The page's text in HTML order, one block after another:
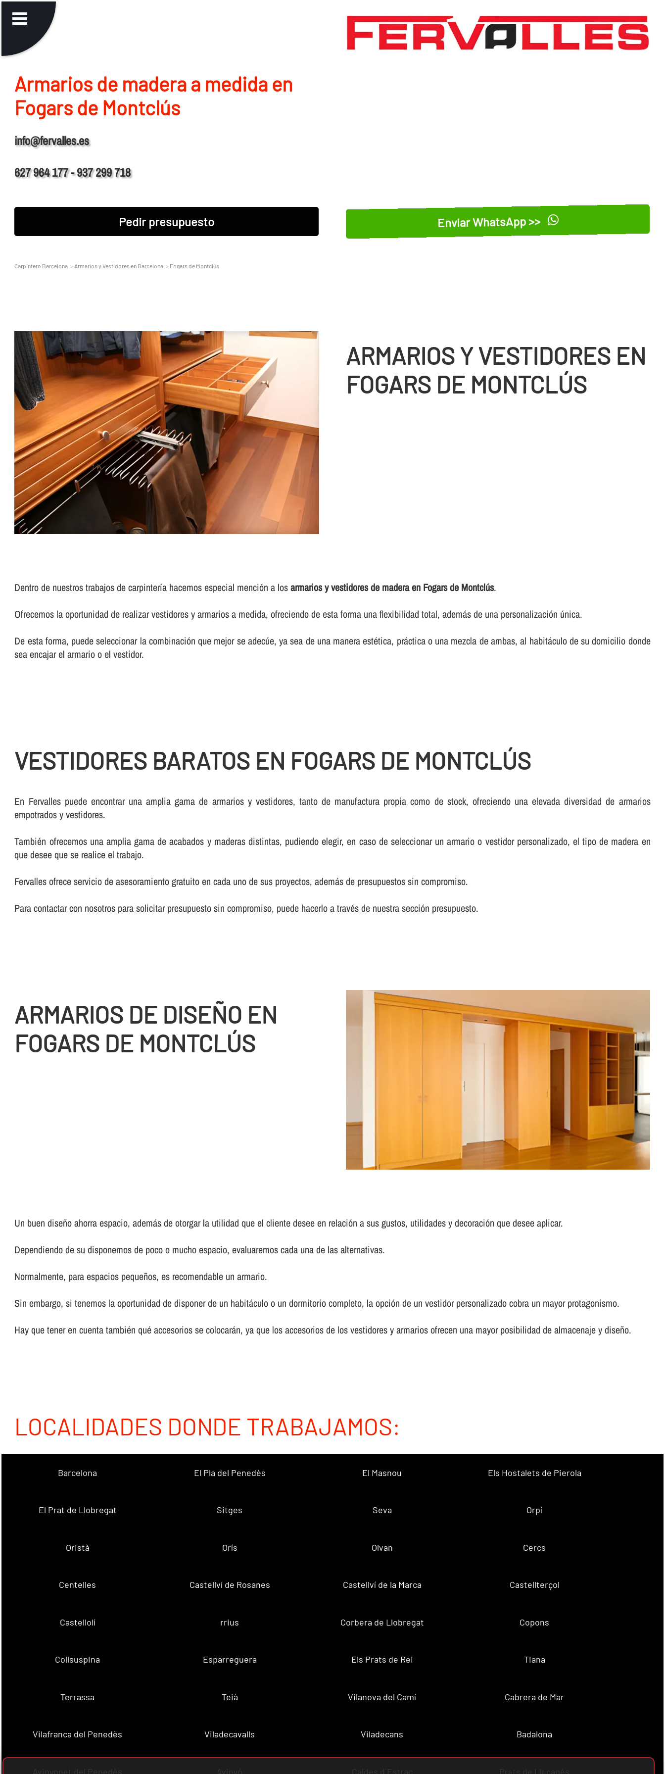
Armarios de madera a medida en
Fogars de Montclús
info@fervalles.es
627 964 177 - 937 299 718
Pedir presupuesto Enviar WhatsApp >>
Carpintero Barcelona Armarios y Vestidores en Barcelona Fogars de Montclús
ARMARIOS Y VESTIDORES EN
FOGARS DE MONTCLÚS
Dentro de nuestros trabajos de carpinterí­a hacemos especial mención a losarmarios y vestidores de madera en Fogars de Montclús.
Ofrecemos la oportunidad de realizar vestidores y armarios a medida, ofreciendo de esta forma una flexibilidad total, además de una personalización única.
De esta forma, puede seleccionar la combinación que mejor se adecúe, ya sea de una manera estética, práctica o una mezcla de ambas, al habitáculo de su domicilio donde
sea encajar el armario o el vestidor.
VESTIDORES BARATOS EN FOGARS DE MONTCLÚS
En Fervalles puede encontrar una amplia gama de armarios y vestidores, tanto de manufactura propia como de stock, ofreciendo una elevada diversidad de armarios
empotrados y vestidores.
También ofrecemos una amplia gama de acabados y maderas distintas, pudiendo elegir, en caso de seleccionar un armario o vestidor personalizado, el tipo de madera en
que desee que se realice el trabajo.
Fervalles ofrece servicio de asesoramiento gratuito en cada uno de sus proyectos, además de presupuestos sin compromiso.
Para contactar con nosotros para solicitar presupuesto sin compromiso, puede hacerlo a través de nuestra sección presupuesto.
ARMARIOS DE DISEÑO EN
FOGARS DE MONTCLÚS
Un buen diseño ahorra espacio, además de otorgar la utilidad que el cliente desee en relación a sus gustos, utilidades y decoración que desee aplicar.
Dependiendo de su disponemos de poco o mucho espacio, evaluaremos cada una de las alternativas.
Normalmente, para espacios pequeños, es recomendable un armario.
Sin embargo, si tenemos la oportunidad de disponer de un habitáculo o un dormitorio completo, la opción de un vestidor personalizado cobra un mayor protagonismo.
Hay que tener en cuenta también qué accesorios se colocarán, ya que los accesorios de los vestidores y armarios ofrecen una mayor posibilidad de almacenaje y diseño.
LOCALIDADES DONDE TRABAJAMOS:
Barcelona El Pla del Penedès El Masnou Els Hostalets de Pierola
El Prat de Llobregat Sitges Seva Orpí
Oristà Orís Olvan Cercs
Centelles Castellví de Rosanes Castellví de la Marca Castellterçol
Castellolí rrius Corbera de Llobregat Copons
Collsuspina Esparreguera Els Prats de Rei Tiana
Terrassa Teià Vilanova del Camí Cabrera de Mar
Vilafranca del Penedès Viladecavalls Viladecans Badalona
Avinyonet del Penedès Avinyó Caldes d´Estrac Prats de Lluçanès